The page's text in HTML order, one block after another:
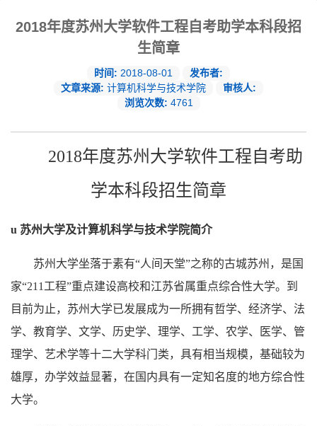
2018年度苏州大学软件工程自考助学本科段招
生简章
时间: 2018-08-01
发布者:
文章来源: 计算机科学与技术学院
审核人:
浏览次数: 4761
2018年度苏州大学软件工程自考助
学本科段招生简章
u 苏州大学及计算机科学与技术学院简介
苏州大学坐落于素有“人间天堂”之称的古城苏州，是国
家“211工程”重点建设高校和江苏省属重点综合性大学。到
目前为止，苏州大学已发展成为一所拥有哲学、经济学、法
学、教育学、文学、历史学、理学、工学、农学、医学、管
理学、艺术学等十二大学科门类，具有相当规模，基础较为
雄厚，办学效益显著，在国内具有一定知名度的地方综合性
大学。